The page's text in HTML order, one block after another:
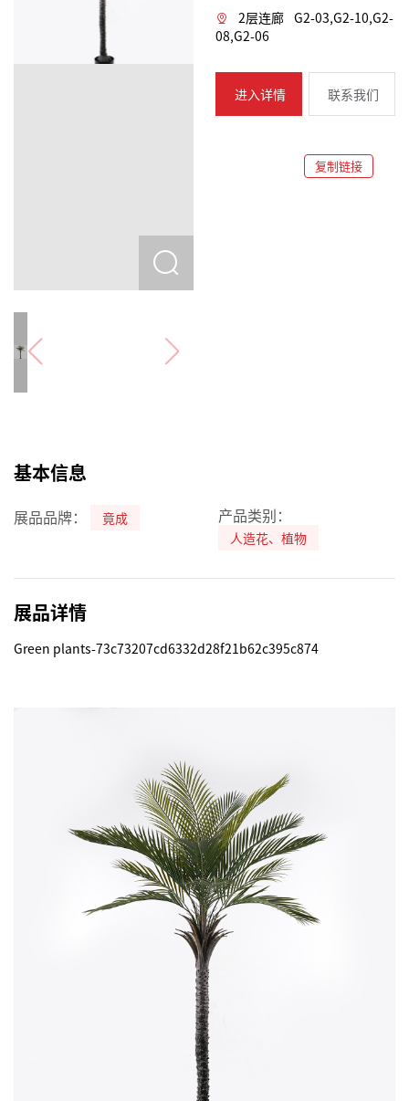
2层连廊 G2-03,G2-10,G2-
08,G2-06
进入详情 联系我们
复制链接
基本信息
展品品牌： 竟成 产品类别：
人造花、植物
展品详情
Green plants-73c73207cd6332d28f21b62c395c874